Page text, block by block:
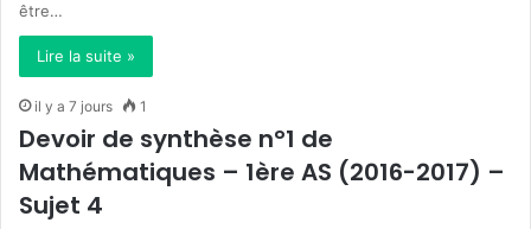
être…
Lire la suite »
il y a 7 jours 1
Devoir de synthèse n°1 de
Mathématiques – 1ère AS (2016-2017) –
Sujet 4